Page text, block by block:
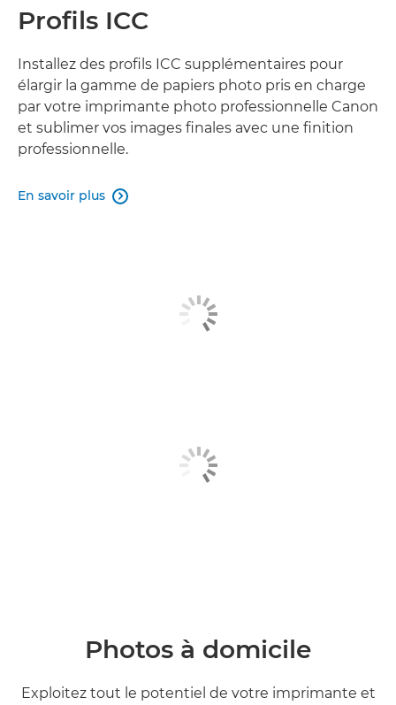
Profils ICC
Installez des profils ICC supplémentaires pour
élargir la gamme de papiers photo pris en charge
par votre imprimante photo professionnelle Canon
et sublimer vos images finales avec une finition
professionnelle.
En savoir plus 
Photos à domicile
Exploitez tout le potentiel de votre imprimante et